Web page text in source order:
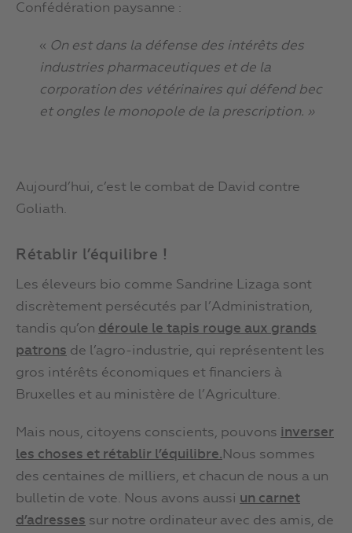
Confédération paysanne :
« On est dans la défense des intérêts des
industries pharmaceutiques et de la
corporation des vétérinaires qui défend bec
et ongles le monopole de la prescription. »
Aujourd’hui, c’est le combat de David contre
Goliath.
Rétablir l’équilibre !
Les éleveurs bio comme Sandrine Lizaga sont
discrètement persécutés par l’Administration,
tandis qu’on déroule le tapis rouge aux grands
patrons de l’agro-industrie, qui représentent les
gros intérêts économiques et financiers à
Bruxelles et au ministère de l’Agriculture.
Mais nous, citoyens conscients, pouvons inverser
les choses et rétablir l’équilibre. Nous sommes
des centaines de milliers, et chacun de nous a un
bulletin de vote. Nous avons aussi un carnet
d’adresses sur notre ordinateur avec des amis, de